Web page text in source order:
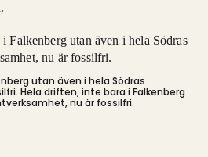
utan även i hela Södras
Hela driften, inte bara i Falkenberg
nu är fossilfri.